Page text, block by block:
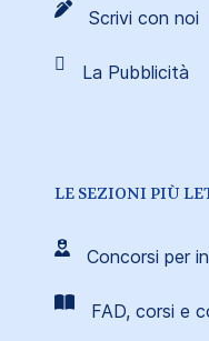
Scrivi con noi
La Pubblicità
LE SEZIONI PIÙ
Concorsi per
FAD, corsi e